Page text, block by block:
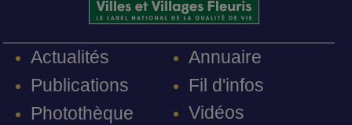
Actualités
Publications
Photothèque
Annuaire
Fil d'infos
Vidéos